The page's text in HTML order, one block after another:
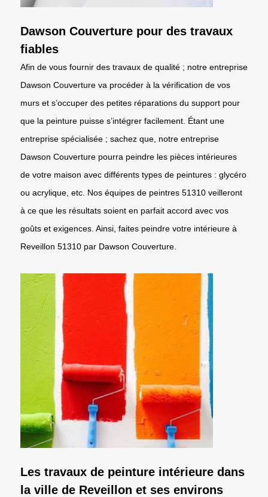
Dawson Couverture pour des travaux
fiables
Afin de vous fournir des travaux de qualité ; notre entreprise
Dawson Couverture va procéder à la vérification de vos
murs et s’occuper des petites réparations du support pour
que la peinture puisse s’intégrer facilement. Étant une
entreprise spécialisée ; sachez que, notre entreprise
Dawson Couverture pourra peindre les pièces intérieures
de votre maison avec différents types de peintures : glycéro
ou acrylique, etc. Nos équipes de peintres 51310 veilleront
à ce que les résultats soient en parfait accord avec vos
goûts et exigences. Ainsi, faites peindre votre intérieure à
Reveillon 51310 par Dawson Couverture.
Les travaux de peinture intérieure dans
la ville de Reveillon et ses environs